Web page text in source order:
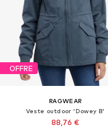
OFFRE
RAGWEAR
Veste outdoor 'Dowey B'
88,76 €